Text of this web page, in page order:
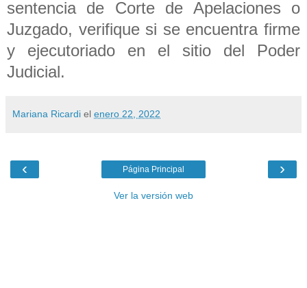
sentencia de Corte de Apelaciones o
Juzgado, verifique si se encuentra firme
y ejecutoriado en el sitio del Poder
Judicial.
Mariana Ricardi el enero 22, 2022
‹ ›
Página Principal
Ver la versión web